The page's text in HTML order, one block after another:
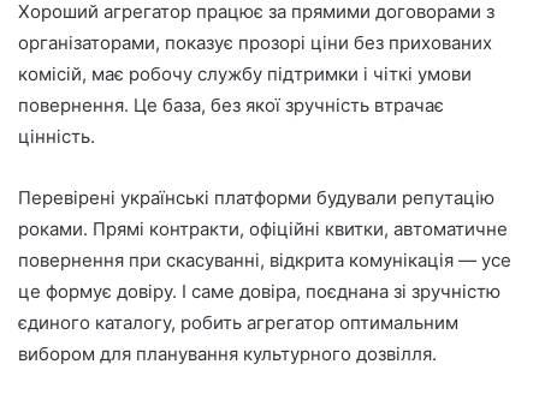
Хороший агрегатор працює за прямими договорами з
організаторами, показує прозорі ціни без прихованих
комісій, має робочу службу підтримки і чіткі умови
повернення. Це база, без якої зручність втрачає
цінність.
Перевірені українські платформи будували репутацію
роками. Прямі контракти, офіційні квитки, автоматичне
повернення при скасуванні, відкрита комунікація — усе
це формує довіру. І саме довіра, поєднана зі зручністю
єдиного каталогу, робить агрегатор оптимальним
вибором для планування культурного дозвілля.